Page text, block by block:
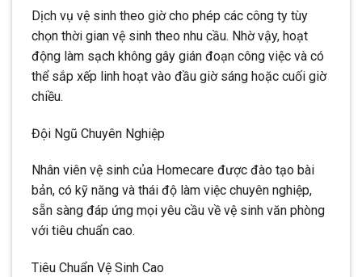
Dịch vụ vệ sinh theo giờ cho phép các công ty tùy
chọn thời gian vệ sinh theo nhu cầu. Nhờ vậy, hoạt
động làm sạch không gây gián đoạn công việc và có
thể sắp xếp linh hoạt vào đầu giờ sáng hoặc cuối giờ
chiều.
Đội Ngũ Chuyên Nghiệp
Nhân viên vệ sinh của Homecare được đào tạo bài
bản, có kỹ năng và thái độ làm việc chuyên nghiệp,
sẵn sàng đáp ứng mọi yêu cầu về vệ sinh văn phòng
với tiêu chuẩn cao.
Tiêu Chuẩn Vệ Sinh Cao